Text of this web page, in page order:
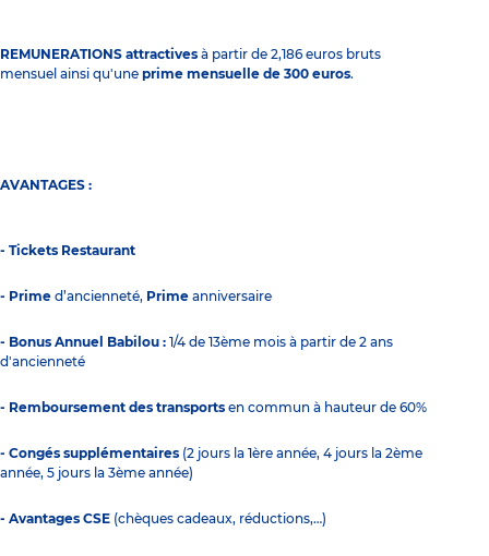
REMUNERATIONS attractives à partir de 2,186 euros bruts
mensuel ainsi qu'une prime mensuelle de 300 euros.
AVANTAGES :
- Tickets Restaurant
- Prime d’ancienneté, Prime anniversaire
- Bonus Annuel Babilou : 1/4 de 13ème mois à partir de 2 ans
d'ancienneté
- Remboursement des transports en commun à hauteur de 60%
- Congés supplémentaires (2 jours la 1ère année, 4 jours la 2ème
année, 5 jours la 3ème année)
- Avantages CSE (chèques cadeaux, réductions,…)